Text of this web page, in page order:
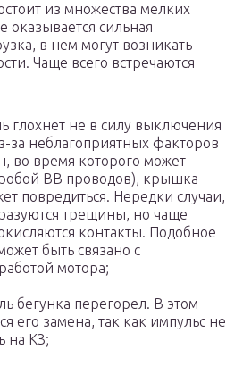
из множества мелких
оказывается сильная
в нем могут возникать
Чаще всего встречаются
глохнет не в силу выключения
за неблагоприятных факторов
во время которого может
ВВ проводов), крышка
повредиться. Нередки случаи,
трещины, но чаще
контакты. Подобное
быть связано с
мотора;
бегунка перегорел. В этом
его замена, так как импульс не
на КЗ;